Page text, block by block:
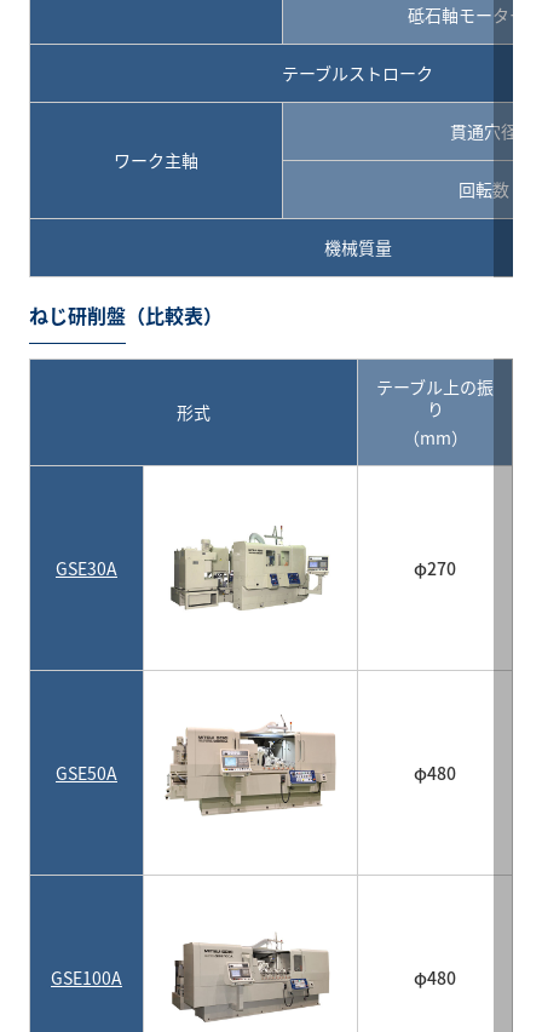
砥石軸モーター
テーブルストローク
ワーク主軸
貫通穴径
回転数
機械質量
ねじ研削盤（比較表）
形式
テーブル上の振
り
（mm）
GSE30A φ270
GSE50A φ480
GSE100A φ480